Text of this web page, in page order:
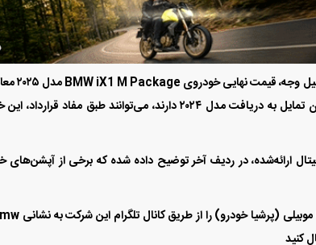
ارائه‌شده، در ردیف آخر توضیح داده شده که برخی از